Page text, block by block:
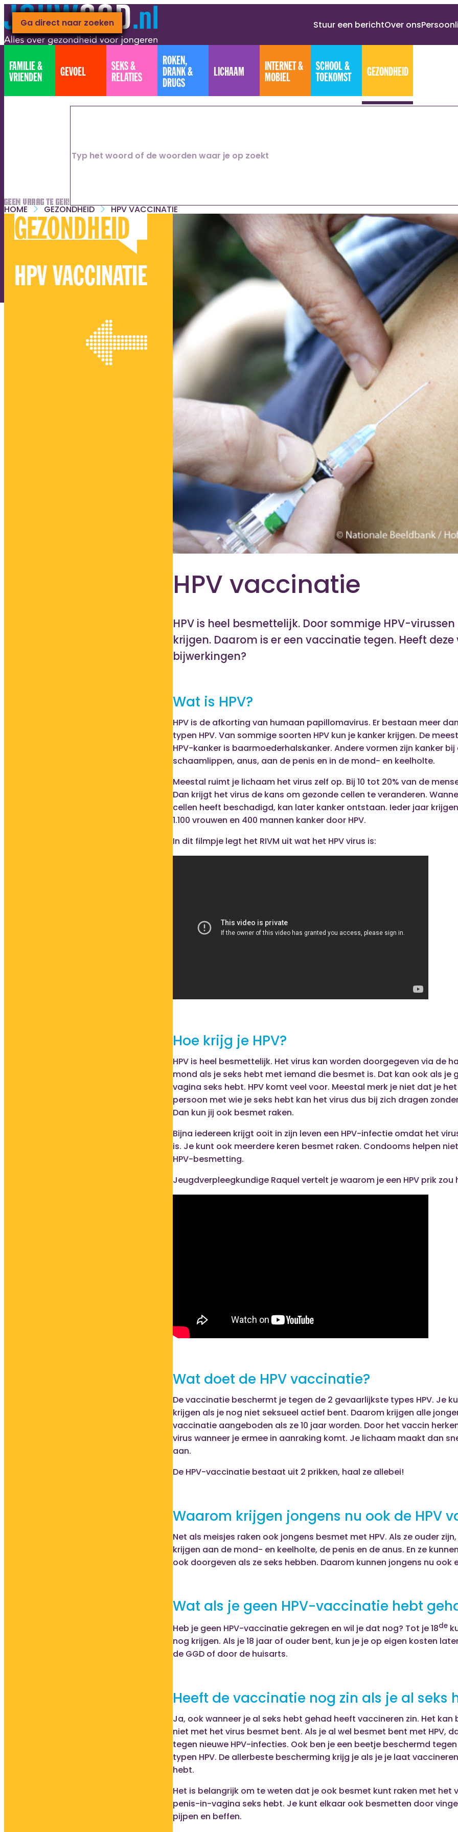
Ga naar hoofdinhoud
Ga direct naar footer
Ga direct naar zoeken Stuur een berichtOver ons
FAMILIE &
VRIENDEN
GEVOEL
SEKS &
RELATIES
ROKEN,
DRANK &
DRUGS
LICHAAM
INTERNET &
MOBIEL
SCHOOL &
TOEKOMST
GEZONDHEID
Geen vraag te gek!
HOME GEZONDHEID HPV VACCINATIE
GEZONDHEID
HPV VACCINATIE
HPV vaccinatie
HPV is heel besmettelijk. Door sommige HPV-
krijgen. Daarom is er een vaccinatie tegen. Heeft
bijwerkingen?
Wat is HPV?
HPV is de afkorting van humaan papillomavirus. Er bestaan meer
typen HPV. Van sommige soorten HPV kun je kanker krijgen. De
HPV-kanker is baarmoederhalskanker. Andere vormen zijn kanker bij
schaamlippen, anus, aan de penis en in de mond- en keelholte.
Meestal ruimt je lichaam het virus zelf op. Bij 10 tot 20% van de
Dan krijgt het virus de kans om gezonde cellen te veranderen.
cellen heeft beschadigd, kan later kanker ontstaan. Ieder jaar
1.100 vrouwen en 400 mannen kanker door HPV.
In dit filmpje legt het RIVM uit wat het HPV virus is:
Hoe krijg je HPV?
HPV is heel besmettelijk. Het virus kan worden doorgegeven via de
mond als je seks hebt met iemand die besmet is. Dat kan ook als je
vagina seks hebt. HPV komt veel voor. Meestal merk je niet dat je
persoon met wie je seks hebt kan het virus dus bij zich dragen
Dan kun jij ook besmet raken.
Bijna iedereen krijgt ooit in zijn leven een HPV-infectie omdat het
is. Je kunt ook meerdere keren besmet raken. Condooms helpen
HPV-besmetting.
Jeugdverpleegkundige Raquel vertelt je waarom je een HPV prik zou
Wat doet de HPV vaccinatie?
De vaccinatie beschermt je tegen de 2 gevaarlijkste types HPV. Je
krijgen als je nog niet seksueel actief bent. Daarom krijgen alle
vaccinatie aangeboden als ze 10 jaar worden. Door het vaccin
virus wanneer je ermee in aanraking komt. Je lichaam maakt dan
aan.
De HPV-vaccinatie bestaat uit 2 prikken, haal ze allebei!
Waarom krijgen jongens nu ook de HPV
Net als meisjes raken ook jongens besmet met HPV. Als ze ouder
krijgen aan de mond- en keelholte, de penis en de anus. En ze
ook doorgeven als ze seks hebben. Daarom kunnen jongens nu ook
Wat als je geen HPV-vaccinatie hebt
Heb je geen HPV-vaccinatie gekregen en wil je dat nog? Tot je 18de
nog krijgen. Als je 18 jaar of ouder bent, kun je je op eigen kosten
de GGD of door de huisarts.
Heeft de vaccinatie nog zin als je al seks
Ja, ook wanneer je al seks hebt gehad heeft vaccineren zin. Het
niet met het virus besmet bent. Als je al wel besmet bent met HPV,
tegen nieuwe HPV-infecties. Ook ben je een beetje beschermd
typen HPV. De allerbeste bescherming krijg je als je je laat
hebt.
Het is belangrijk om te weten dat je ook besmet kunt raken met het
penis-in-vagina seks hebt. Je kunt elkaar ook besmetten door
pijpen en beffen.